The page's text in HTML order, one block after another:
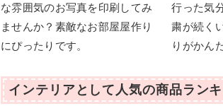
な雰囲気のお写真を印刷してみ
ませんか？素敵なお部屋屋作り
にぴったりです。
行った気
粛が続く
りがかん
インテリアとして人気の商品ラン